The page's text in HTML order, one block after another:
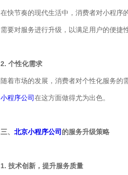
在快节奏的现代生活中，消费者对小程序
需要对服务进行升级，以满足用户的便捷
2. 个性化需求
随着市场的发展，消费者对个性化服务的
小程序公司在这方面做得尤为出色。
三、 北京小程序公司 的服务升级策略
1. 技术创新，提升服务质量